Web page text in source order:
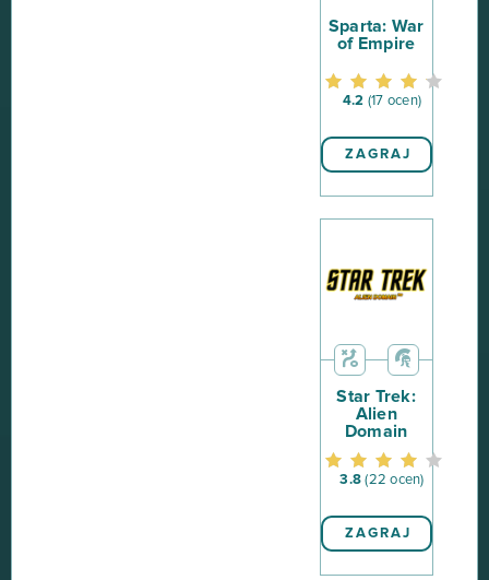
Sparta: War
of Empire
4.2 (17 ocen)
ZAGRAJ
Star Trek:
Alien
Domain
3.8 (22 ocen)
ZAGRAJ